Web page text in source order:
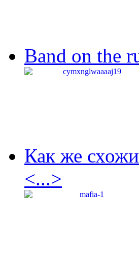
Band on the
Как же
<...>